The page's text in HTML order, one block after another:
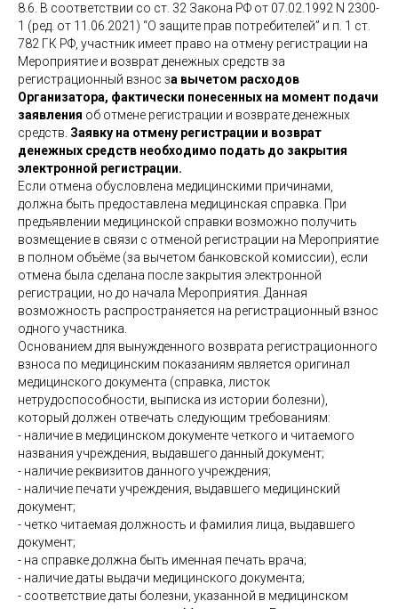
8.6. В соответствии со ст. 32 Закона РФ от 07.02.1992 N 2300-
1 (ред. от 11.06.2021) “О защите прав потребителей” и п. 1 ст.
782 ГК РФ, участник имеет право на отмену регистрации на
Мероприятие и возврат денежных средств за
регистрационный взнос за вычетом расходов
Организатора, фактически понесенных на момент подачи
заявления об отмене регистрации и возврате денежных
средств. Заявку на отмену регистрации и возврат
денежных средств необходимо подать до закрытия
электронной регистрации.
Если отмена обусловлена медицинскими причинами,
должна быть предоставлена медицинская справка. При
предъявлении медицинской справки возможно получить
возмещение в связи с отменой регистрации на Мероприятие
в полном объёме (за вычетом банковской комиссии), если
отмена была сделана после закрытия электронной
регистрации, но до начала Мероприятия. Данная
возможность распространяется на регистрационный взнос
одного участника.
Основанием для вынужденного возврата регистрационного
взноса по медицинским показаниям является оригинал
медицинского документа (справка, листок
нетрудоспособности, выписка из истории болезни),
который должен отвечать следующим требованиям:
- наличие в медицинском документе четкого и читаемого
названия учреждения, выдавшего данный документ;
- наличие реквизитов данного учреждения;
- наличие печати учреждения, выдавшего медицинский
документ;
- четко читаемая должность и фамилия лица, выдавшего
документ;
- на справке должна быть именная печать врача;
- наличие даты выдачи медицинского документа;
- соответствие даты болезни, указанной в медицинском